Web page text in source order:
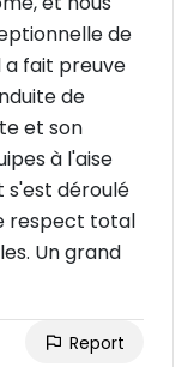
de
a fait preuve
de
et son
à l'aise
s'est déroulé
respect total
Un grand
Report